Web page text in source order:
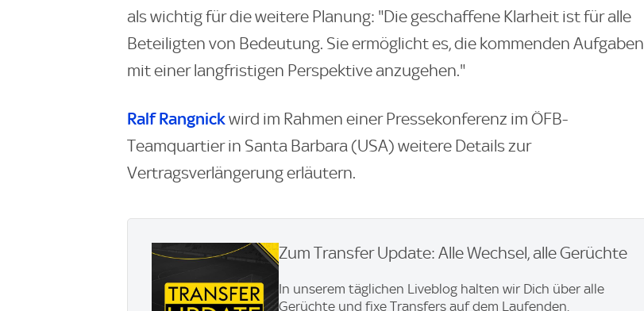
als wichtig für die weitere Planung: "Die geschaffene Klarheit ist für alle
Beteiligten von Bedeutung. Sie ermöglicht es, die kommenden Aufgaben
mit einer langfristigen Perspektive anzugehen."
Ralf Rangnickwird im Rahmen einer Pressekonferenz im ÖFB-
Teamquartier in Santa Barbara (USA) weitere Details zur
Vertragsverlängerung erläutern.
Zum Transfer Update: Alle Wechsel, alle Gerüchte
In unserem täglichen Liveblog halten wir Dich über alle
Gerüchte und fixe Transfers auf dem Laufenden.